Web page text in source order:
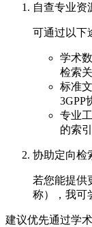
自查专业资
可通过以下
学术
检索
标准
3GPP
专业
的索
协助定向检
若您能提供
称），我可
建议优先通过学